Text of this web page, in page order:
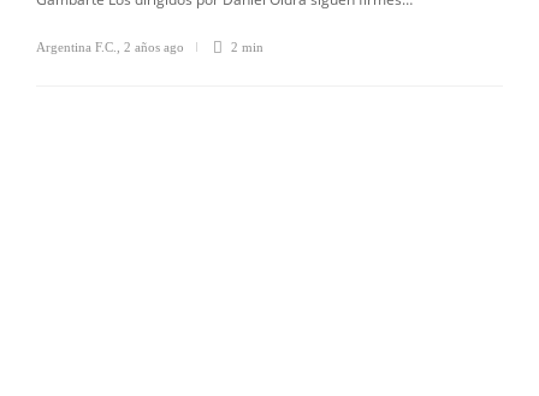
Argentina F.C. 2 años ago 2 min